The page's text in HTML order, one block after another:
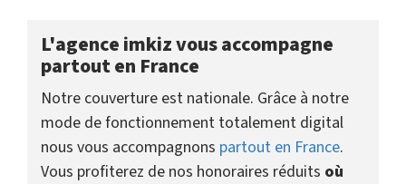
L'agence imkiz vous accompagne
partout en France
Notre couverture est nationale. Grâce à notre
mode de fonctionnement totalement digital
nous vous accompagnons partout en France.
Vous profiterez de nos honoraires réduits où